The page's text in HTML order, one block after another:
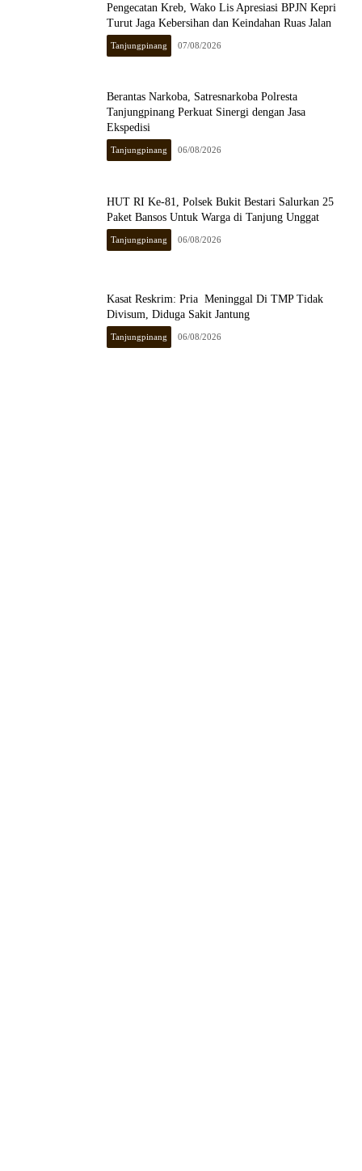
Pengecatan Kreb, Wako Lis Apresiasi BPJN Kepri
Turut Jaga Kebersihan dan Keindahan Ruas Jalan
Tanjungpinang 07/08/2026
Berantas Narkoba, Satresnarkoba Polresta
Tanjungpinang Perkuat Sinergi dengan Jasa
Ekspedisi
Tanjungpinang 06/08/2026
HUT RI Ke-81, Polsek Bukit Bestari Salurkan 25
Paket Bansos Untuk Warga di Tanjung Unggat
Tanjungpinang 06/08/2026
Kasat Reskrim: Pria Meninggal Di TMP Tidak
Divisum, Diduga Sakit Jantung
Tanjungpinang 06/08/2026